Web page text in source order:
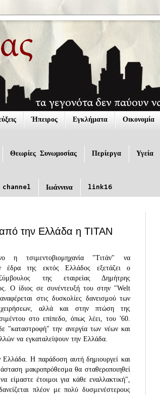
Ήπειρος Εγκλήματα Οικονομία
Θεωρίες Συνωμοσίας Περίεργα Υγεία
Ιωάννινα link16
από την Ελλάδα η ΤΙΤΑΝ
η τσιμεντοβιομηχανία "Τιτάν" να
έδρα της εκτός Ελλάδος εξετάζει ο
της εταιρείας Δημήτρης
Ο ίδιος σε συνέντευξή του στην "Welt
στις δυσκολίες δανεισμού των
αλλά και στην πτώση της
στο επίπεδο, όπως λέει, του '60.
"καταστροφή" την ανεργία των νέων και
να εγκαταλείψουν την Ελλάδα.
Ελλάδα. Η παράδοση αυτή δημιουργεί και
μακροπρόθεσμα θα σταθεροποιηθεί
είμαστε έτοιμοι για κάθε εναλλακτική",
πλέον με πολύ δυσμενέστερους